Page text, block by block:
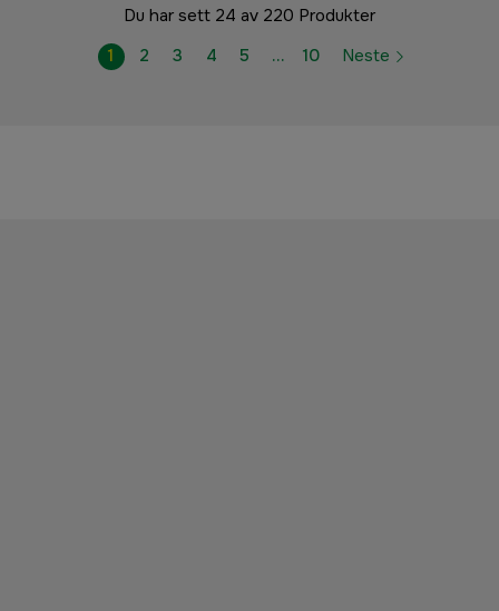
Du har sett 24 av 220 Produkter
1
2 3 4 5 … 10 Neste